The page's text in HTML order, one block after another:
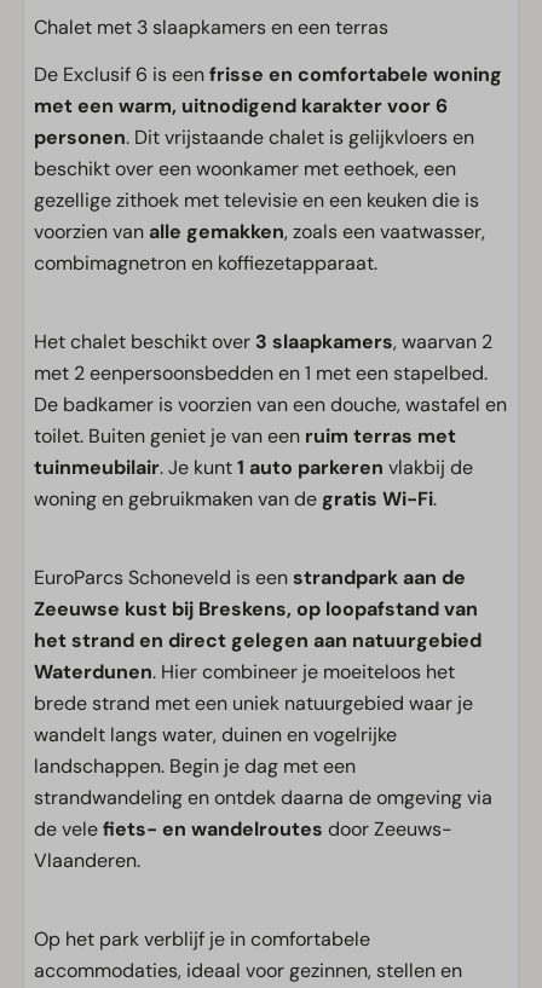
Chalet met 3 slaapkamers en een terras
De Exclusif 6 is eenfrisse en comfortabele woning
met een warm, uitnodigend karakter voor 6
personen. Dit vrijstaande chalet is gelijkvloers en
beschikt over een woonkamer met eethoek, een
gezellige zithoek met televisie en een keuken die is
voorzien van alle gemakken, zoals een vaatwasser,
combimagnetron en koffiezetapparaat.
Het chalet beschikt over 3 slaapkamers, waarvan 2
met 2 eenpersoonsbedden en 1 met een stapelbed.
De badkamer is voorzien van een douche, wastafel en
toilet. Buiten geniet je van een ruim terras met
tuinmeubilair. Je kunt1 auto parkeren vlakbij de
woning en gebruikmaken van de gratis Wi-Fi.
EuroParcs Schoneveld is eenstrandpark aan de
Zeeuwse kust bij Breskens, op loopafstand van
het strand en direct gelegen aan natuurgebied
Waterdunen. Hier combineer je moeiteloos het
brede strand met een uniek natuurgebied waar je
wandelt langs water, duinen en vogelrijke
landschappen. Begin je dag met een
strandwandeling en ontdek daarna de omgeving via
de velefiets- en wandelroutes door Zeeuws-
Vlaanderen.
Op het park verblijf je in comfortabele
accommodaties, ideaal voor gezinnen, stellen en